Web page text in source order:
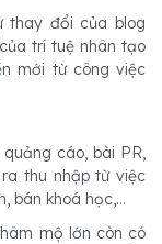
thay đổi của blog
trí tuệ nhân tạo
mới từ công việc
cáo, bài PR,
thu nhập từ việc
bán khoá học,...
mộ lớn còn có